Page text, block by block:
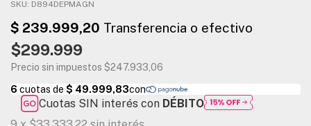
SKU: D894DEPMAGN
$299.999
Precio sin impuestos $247.933,06
Cuotas SIN interés con DÉBITO